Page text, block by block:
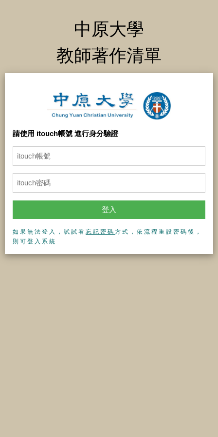
中原大學
教師著作清單
請使用 itouch帳號 進行身分驗證
登入
如果無法登入，試試看 忘記密碼 方式，依流程重設密碼後，
則可登入系統